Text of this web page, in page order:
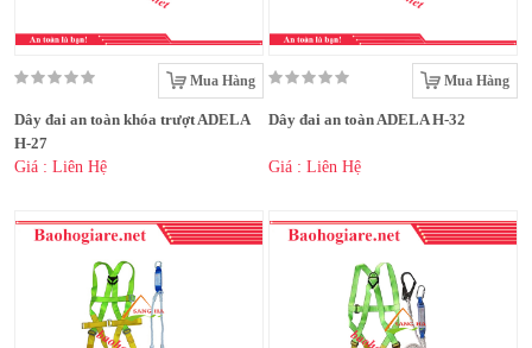
Mua Hàng
Dây đai an toàn khóa trượt ADELA
H-27
Giá : Liên Hệ
Mua Hàng
Dây đai an toàn ADELA H-32
Giá : Liên Hệ